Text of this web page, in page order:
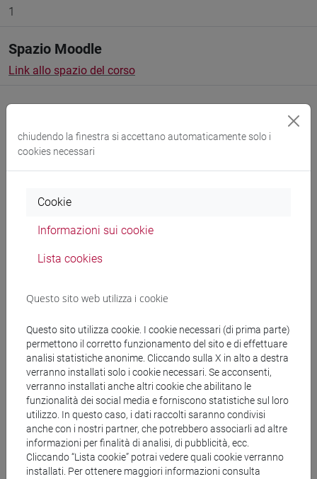
1
Spazio Moodle
Link allo spazio del corso
Docenti e corsi di laurea
Programma
Docenti
MASO Stefano- 30h Lezione
Materiali didattici
Materiali su Moodle
Corsi di studio e percorsi
[FT2] FILOSOFIA - Laurea
chiudendo la finestra si accettano automaticamente solo i
cookies necessari
Cookie
Informazioni sui cookie
Lista cookies
Questo sito web utilizza i cookie
Questo sito utilizza cookie. I cookie necessari (di prima parte)
permettono il corretto funzionamento del sito e di effettuare
analisi statistiche anonime. Cliccando sulla X in alto a destra
verranno installati solo i cookie necessari. Se acconsenti,
verranno installati anche altri cookie che abilitano le
funzionalità dei social media e forniscono statistiche sul loro
utilizzo. In questo caso, i dati raccolti saranno condivisi
anche con i nostri partner, che potrebbero associarli ad altre
informazioni per finalità di analisi, di pubblicità, ecc.
Cliccando “Lista cookie” potrai vedere quali cookie verranno
installati. Per ottenere maggiori informazioni consulta